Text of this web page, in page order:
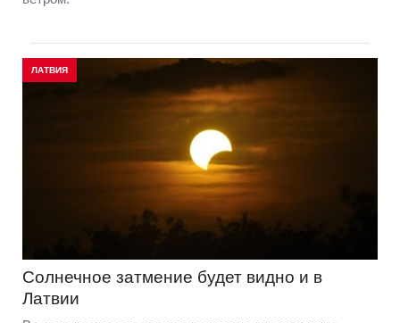
ЛАТВИЯ
Солнечное затмение будет видно и в
Латвии